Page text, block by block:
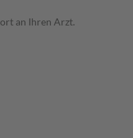
an Ihren Arzt.